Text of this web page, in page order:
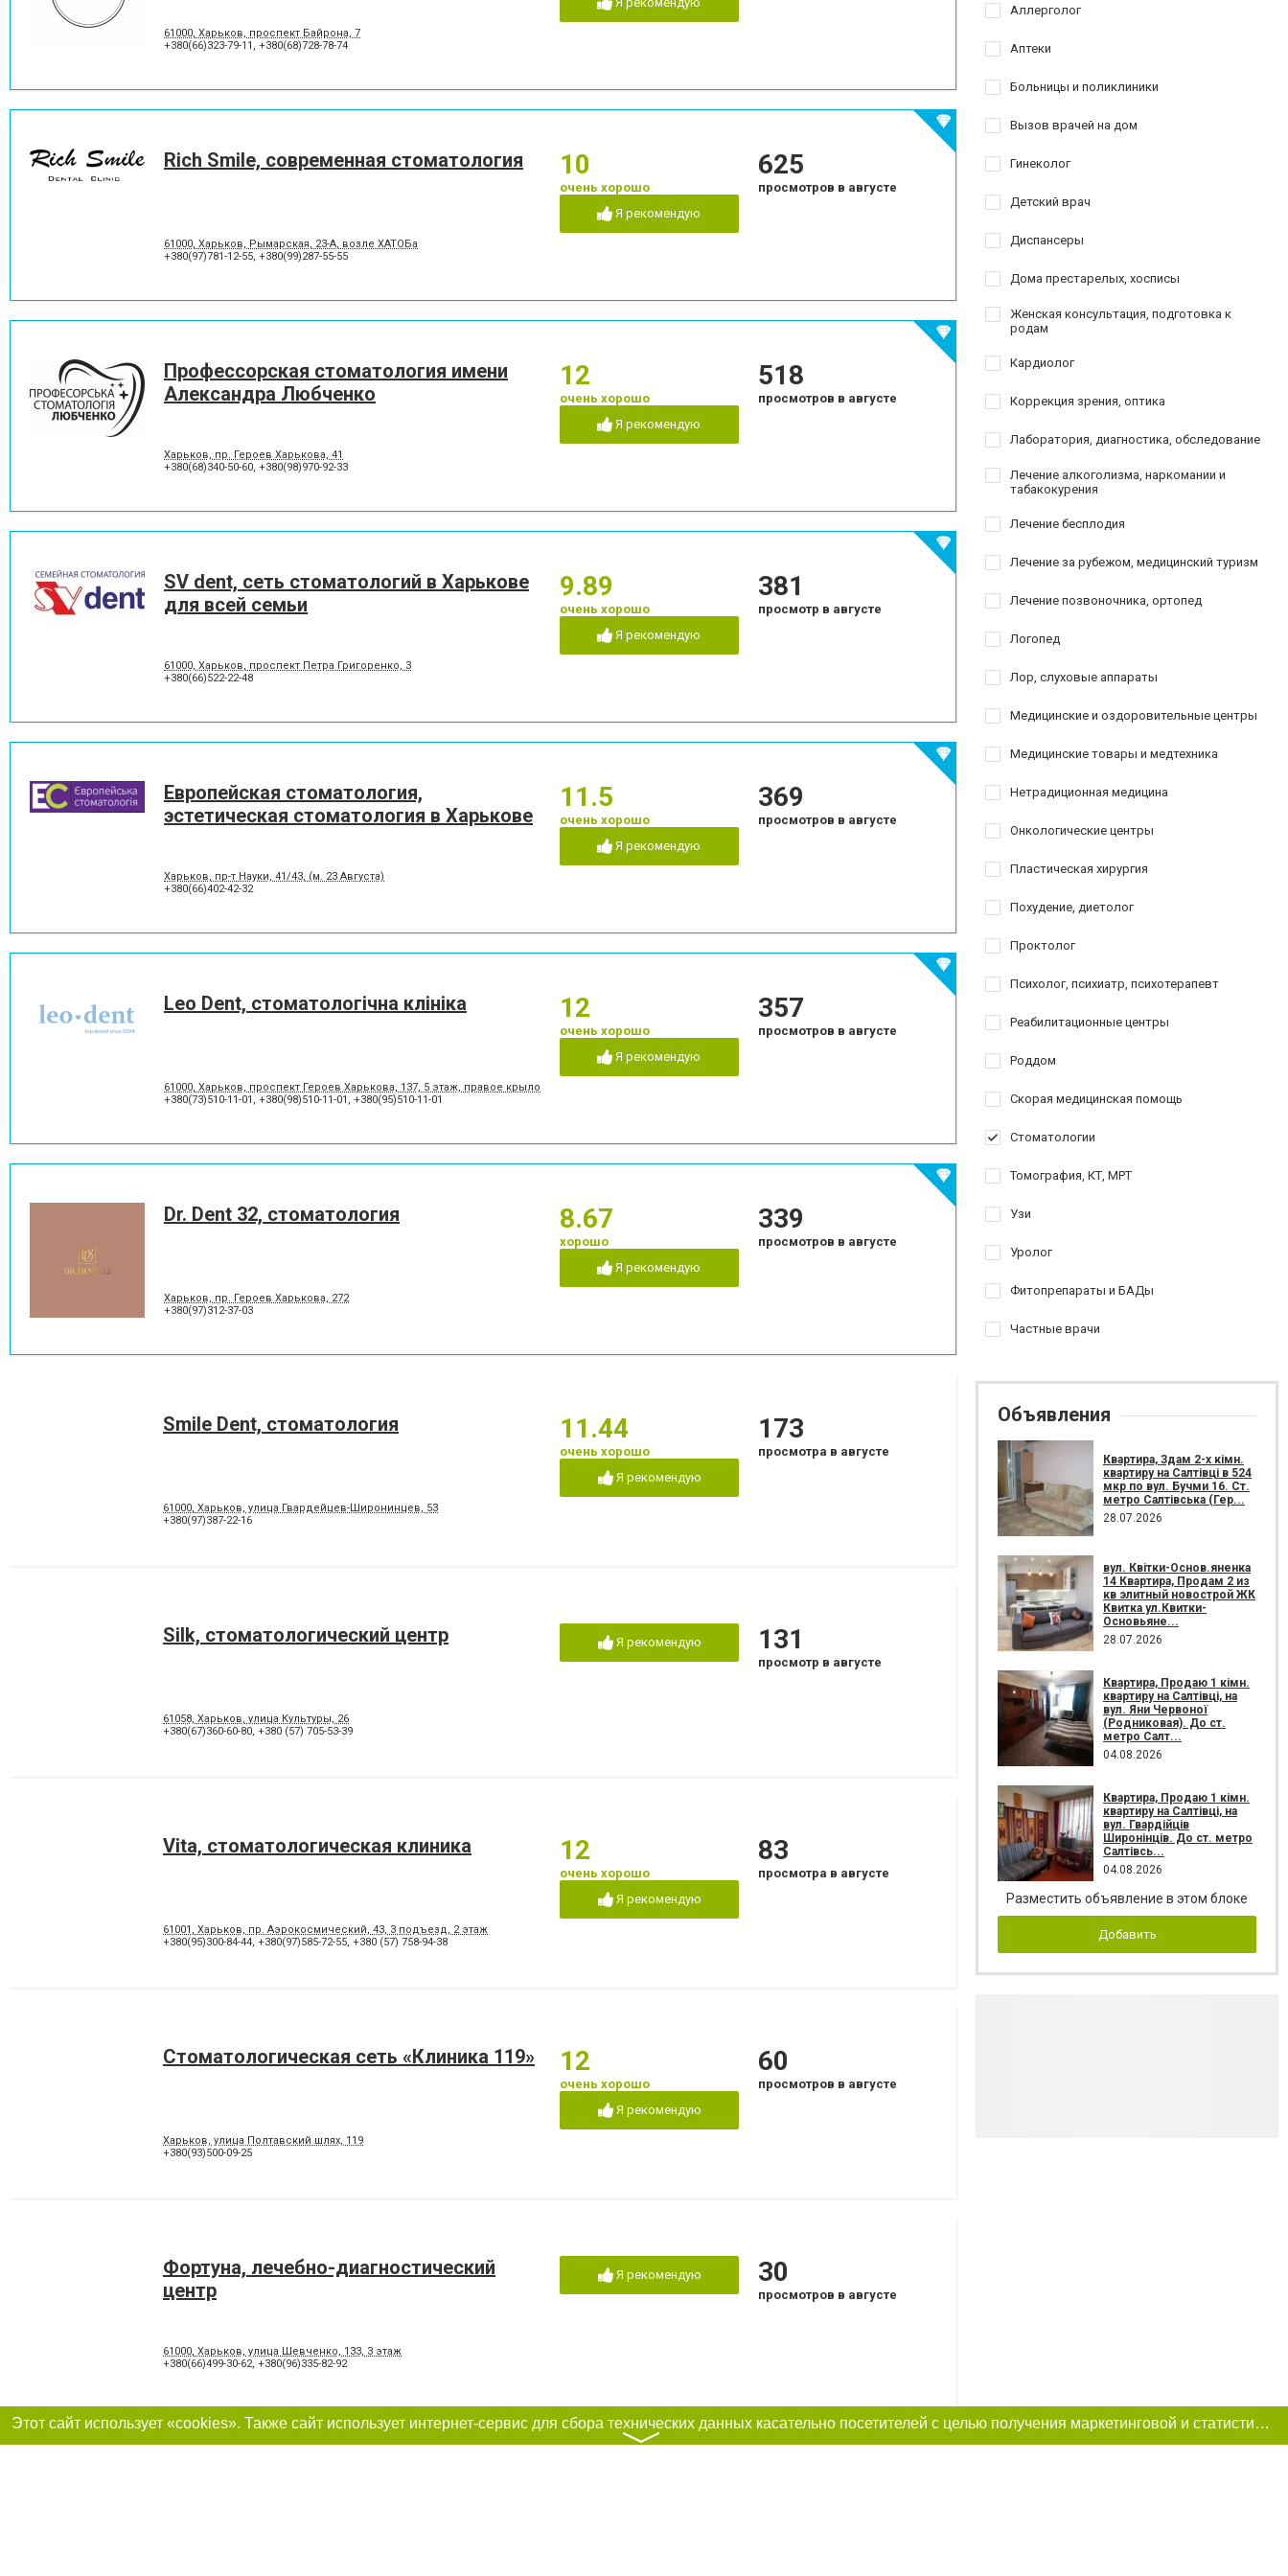
Отбеливание зубов
Пластика десневого края
Пластины для исправления
Пломбирование зубов Пломбирование каналов Подготовка к протезированию
Шинирование зубов Элайнеры Эстетическая реставрация
61000, Харьков, проспект Байрона, 7
+380(66)323-79-11 , +380(68)728-78-74
Rich Smile, современная стоматология
61000, Харьков, Рымарская, 23-А, возле ХАТОБа
+380(97)781-12-55, +380(99)287-55-55
10
очень хорошо
Я рекомендую
625
просмотров в августе
Профессорская стоматология имени
Александра Любченко
Харьков, пр. Героев Харькова, 41
+380(68)340-50-60, +380(98)970-92-33
12
очень хорошо
Я рекомендую
518
просмотров в августе
SV dent, сеть стоматологий в Харькове
для всей семьи
61000, Харьков, проспект Петра Григоренко, 3
+380(66)522-22-48
9.89
очень хорошо
Я рекомендую
381
просмотр в августе
Европейская стоматология,
эстетическая стоматология в Харькове
Харьков, пр-т Науки, 41/43, (м. 23 Августа)
+380(66)402-42-32
11.5
очень хорошо
Я рекомендую
369
просмотров в августе
Leo Dent, стоматологічна клініка
61000, Харьков, проспект Героев Харькова, 137, 5 этаж, правое крыло
+380(73)510-11-01 , +380(98)510-11-01 , +380(95)510-11-01
12
очень хорошо
Я рекомендую
357
просмотров в августе
Dr. Dent 32, стоматология
Харьков, пр. Героев Харькова, 272
+380(97)312-37-03
8.67
хорошо
Я рекомендую
339
просмотров в августе
Smile Dent, стоматология
61000, Харьков, улица Гвардейцев-Широнинцев, 53
+380(97)387-22-16
11.44
очень хорошо
Я рекомендую
173
просмотра в августе
Silk, стоматологический центр
61058, Харьков, улица Культуры, 26
+380(67)360-60-80, +380 (57) 705-53-39
Я рекомендую 131
просмотр в августе
Vita, стоматологическая клиника
61001, Харьков, пр. Аэрокосмический, 43, 3 подъезд, 2 этаж
+380(95)300-84-44, +380(97)585-72-55, +380 (57) 758-94-38
12
очень хорошо
Я рекомендую
83
просмотра в августе
Стоматологическая сеть «Клиника 119»
Харьков, улица Полтавский шлях, 119
+380(93)500-09-25
12
очень хорошо
Я рекомендую
60
просмотров в августе
Фортуна, лечебно-диагностический
центр
61000, Харьков, улица Шевченко, 133, 3 этаж
+380(66)499-30-62, +380(96)335-82-92
Я рекомендую 30
просмотров в августе
Аллерголог
Аптеки
Больницы и поликлиники
Вызов врачей на дом
Гинеколог
Детский врач
Диспансеры
Дома престарелых, хосписы
Женская консультация, подготовка к
родам
Кардиолог
Коррекция зрения, оптика
Лаборатория, диагностика, обследование
Лечение алкоголизма, наркомании и
табакокурения
Лечение бесплодия
Лечение за рубежом, медицинский туризм
Лечение позвоночника, ортопед
Логопед
Лор, слуховые аппараты
Медицинские и оздоровительные центры
Медицинские товары и медтехника
Нетрадиционная медицина
Онкологические центры
Пластическая хирургия
Похудение, диетолог
Проктолог
Психолог, психиатр, психотерапевт
Реабилитационные центры
Роддом
Скорая медицинская помощь
Стоматологии
Томография, КТ, МРТ
Узи
Уролог
Фитопрепараты и БАДы
Частные врачи
Объявления
Квартира, Здам 2-х кімн.
квартиру на Салтівці в 524
мкр по вул. Бучми 16. Ст.
метро Салтівська (Гер...
28.07.2026
вул. Квітки-Основ.яненка
14 Квартира, Продам 2 из
кв элитный новострой ЖК
Квитка ул.Квитки-
Основьяне...
28.07.2026
Квартира, Продаю 1 кімн.
квартиру на Салтівці, на
вул. Яни Червоної
(Родниковая). До ст.
метро Салт...
04.08.2026
Квартира, Продаю 1 кімн.
квартиру на Салтівці, на
вул. Гвардійців
Широнінців. До ст. метро
Салтівсь...
04.08.2026
Разместить объявление в этом блоке
Добавить
Этот сайт использует «cookies». Также сайт использует интернет-сервис для сбора технических данных касательно посетителей с целью получения маркетинговой и статистической информации. Условия обработки данных посетителей сайта см.
〉